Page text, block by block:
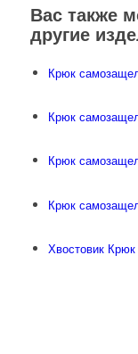
Вас также
другие
Крюк
Крюк
Крюк
Крюк
Хвостовик